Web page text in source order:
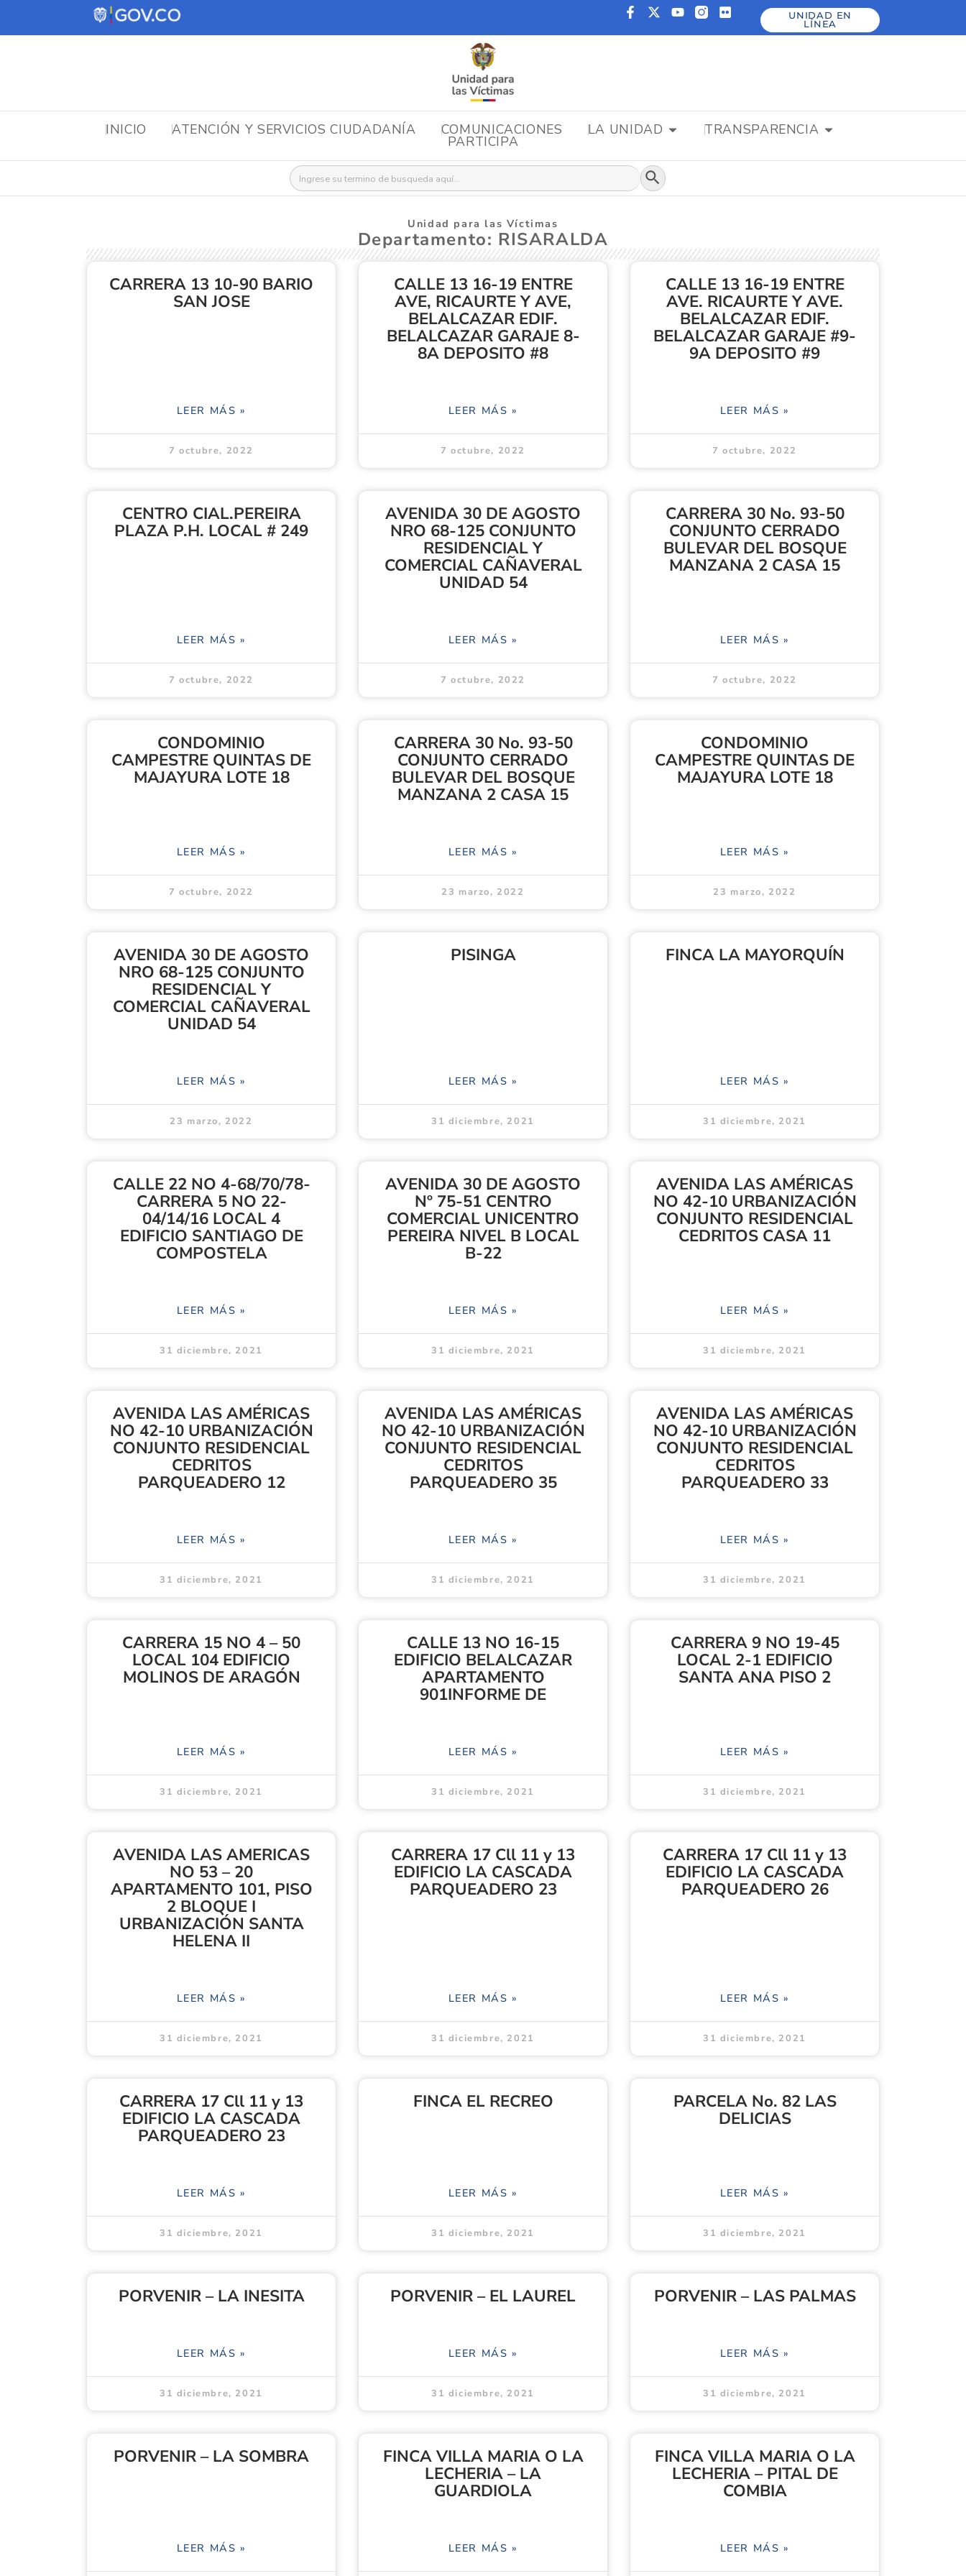
UNIDAD EN
LÍNEA
INICIO ATENCIÓN Y SERVICIOS CIUDADANÍA COMUNICACIONES LA UNIDAD TRANSPARENCIA
PARTICIPA
Buscar: Botón de búsqueda
Unidad para las Víctimas
Departamento: RISARALDA
CARRERA 13 10-90 BARIO
SAN JOSE
LEER MÁS »
7 octubre, 2022
CALLE 13 16-19 ENTRE
AVE, RICAURTE Y AVE,
BELALCAZAR EDIF.
BELALCAZAR GARAJE 8-
8A DEPOSITO #8
LEER MÁS »
7 octubre, 2022
CALLE 13 16-19 ENTRE
AVE. RICAURTE Y AVE.
BELALCAZAR EDIF.
BELALCAZAR GARAJE #9-
9A DEPOSITO #9
LEER MÁS »
7 octubre, 2022
CENTRO CIAL.PEREIRA
PLAZA P.H. LOCAL # 249
LEER MÁS »
7 octubre, 2022
AVENIDA 30 DE AGOSTO
NRO 68-125 CONJUNTO
RESIDENCIAL Y
COMERCIAL CAÑAVERAL
UNIDAD 54
LEER MÁS »
7 octubre, 2022
CARRERA 30 No. 93-50
CONJUNTO CERRADO
BULEVAR DEL BOSQUE
MANZANA 2 CASA 15
LEER MÁS »
7 octubre, 2022
CONDOMINIO
CAMPESTRE QUINTAS DE
MAJAYURA LOTE 18
LEER MÁS »
7 octubre, 2022
CARRERA 30 No. 93-50
CONJUNTO CERRADO
BULEVAR DEL BOSQUE
MANZANA 2 CASA 15
LEER MÁS »
23 marzo, 2022
CONDOMINIO
CAMPESTRE QUINTAS DE
MAJAYURA LOTE 18
LEER MÁS »
23 marzo, 2022
AVENIDA 30 DE AGOSTO
NRO 68-125 CONJUNTO
RESIDENCIAL Y
COMERCIAL CAÑAVERAL
UNIDAD 54
LEER MÁS »
23 marzo, 2022
PISINGA
LEER MÁS »
31 diciembre, 2021
FINCA LA MAYORQUÍN
LEER MÁS »
31 diciembre, 2021
CALLE 22 NO 4-68/70/78-
CARRERA 5 NO 22-
04/14/16 LOCAL 4
EDIFICIO SANTIAGO DE
COMPOSTELA
LEER MÁS »
31 diciembre, 2021
AVENIDA 30 DE AGOSTO
Nº 75-51 CENTRO
COMERCIAL UNICENTRO
PEREIRA NIVEL B LOCAL
B-22
LEER MÁS »
31 diciembre, 2021
AVENIDA LAS AMÉRICAS
NO 42-10 URBANIZACIÓN
CONJUNTO RESIDENCIAL
CEDRITOS CASA 11
LEER MÁS »
31 diciembre, 2021
AVENIDA LAS AMÉRICAS
NO 42-10 URBANIZACIÓN
CONJUNTO RESIDENCIAL
CEDRITOS
PARQUEADERO 12
LEER MÁS »
31 diciembre, 2021
AVENIDA LAS AMÉRICAS
NO 42-10 URBANIZACIÓN
CONJUNTO RESIDENCIAL
CEDRITOS
PARQUEADERO 35
LEER MÁS »
31 diciembre, 2021
AVENIDA LAS AMÉRICAS
NO 42-10 URBANIZACIÓN
CONJUNTO RESIDENCIAL
CEDRITOS
PARQUEADERO 33
LEER MÁS »
31 diciembre, 2021
CARRERA 15 NO 4 – 50
LOCAL 104 EDIFICIO
MOLINOS DE ARAGÓN
LEER MÁS »
31 diciembre, 2021
CALLE 13 NO 16-15
EDIFICIO BELALCAZAR
APARTAMENTO
901INFORME DE
LEER MÁS »
31 diciembre, 2021
CARRERA 9 NO 19-45
LOCAL 2-1 EDIFICIO
SANTA ANA PISO 2
LEER MÁS »
31 diciembre, 2021
AVENIDA LAS AMERICAS
NO 53 – 20
APARTAMENTO 101, PISO
2 BLOQUE I
URBANIZACIÓN SANTA
HELENA II
LEER MÁS »
31 diciembre, 2021
CARRERA 17 Cll 11 y 13
EDIFICIO LA CASCADA
PARQUEADERO 23
LEER MÁS »
31 diciembre, 2021
CARRERA 17 Cll 11 y 13
EDIFICIO LA CASCADA
PARQUEADERO 26
LEER MÁS »
31 diciembre, 2021
CARRERA 17 Cll 11 y 13
EDIFICIO LA CASCADA
PARQUEADERO 23
LEER MÁS »
31 diciembre, 2021
FINCA EL RECREO
LEER MÁS »
31 diciembre, 2021
PARCELA No. 82 LAS
DELICIAS
LEER MÁS »
31 diciembre, 2021
PORVENIR – LA INESITA
LEER MÁS »
31 diciembre, 2021
PORVENIR – EL LAUREL
LEER MÁS »
31 diciembre, 2021
PORVENIR – LAS PALMAS
LEER MÁS »
31 diciembre, 2021
PORVENIR – LA SOMBRA
LEER MÁS »
FINCA VILLA MARIA O LA
LECHERIA – LA
GUARDIOLA
LEER MÁS »
FINCA VILLA MARIA O LA
LECHERIA – PITAL DE
COMBIA
LEER MÁS »